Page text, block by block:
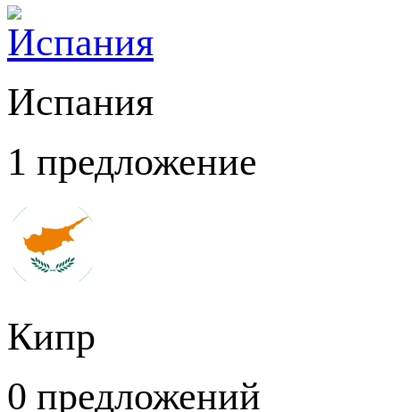
Испания
1 предложение
Кипр
0 предложений